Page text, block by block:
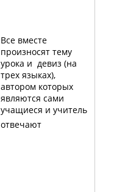
Все вместе
произносят тему
урока и девиз (на
трех языках),
автором которых
являются сами
учащиеся и учитель
отвечают